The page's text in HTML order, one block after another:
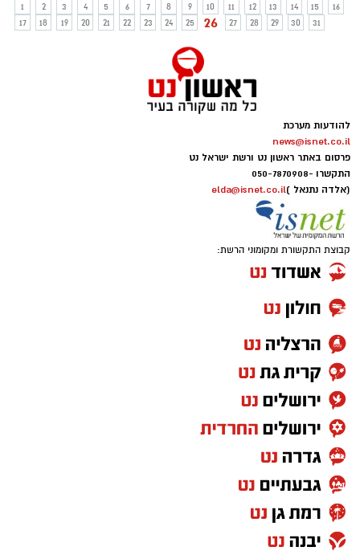
1
2 3 4 5 6 7 8 9 10 11 12 13 14 15
16
17
18 19 20 21 22 23 24 25 26 27 28 29 30 31
להודעות מערכת
news@isnet.co.il
פרסום באתר ראשון נט ורשת ישראל נט
התקשרו -050-7870908
(אלדה נתנאל )elda@isnet.co.il
קבוצת התקשורת ומקומוני הרשת: